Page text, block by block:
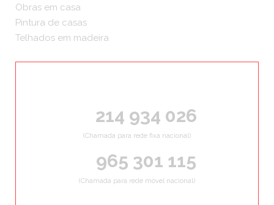
Obras em casa
Pintura de casas
Telhados em madeira
214 934 026
(Chamada para rede fixa nacional)
965 301 115
(Chamada para rede móvel nacional)